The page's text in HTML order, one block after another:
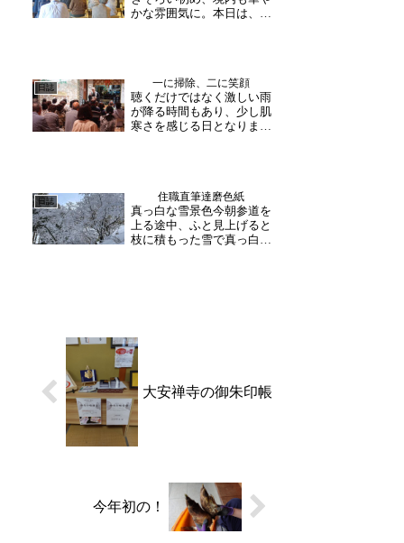
品...
かな雰囲気に。本日は、京
「随分と久しぶりな気がす
るわ」章皆様との旅行とユ
ーモア交じる楽しい法
話。...
日誌 一に掃除、二に笑顔
聴くだけではなく激しい雨
が降る時間もあり、少し肌
寒さを感じる日となりまし
掌するときはどんな時です
か？」和尚様からの質問に
考えたりこっそり相談し
た...
日誌 住職直筆達磨色紙
真っ白な雪景色今朝参道を
上る途中、ふと見上げると
枝に積もった雪で真っ白な
紙が届きました。ご拝観
大安禅寺の御朱印帳
今年初の！